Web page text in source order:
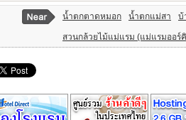
น้ำตกตาดหมอก น้ำตกแม่สา บ้
สวนกล้วยไม้แม่แรม (แม่แรมออร์